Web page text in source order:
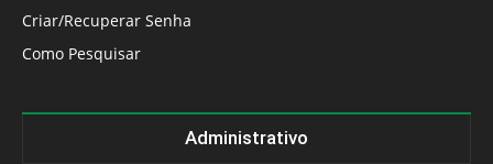
Criar/Recuperar Senha
Como Pesquisar
Administrativo